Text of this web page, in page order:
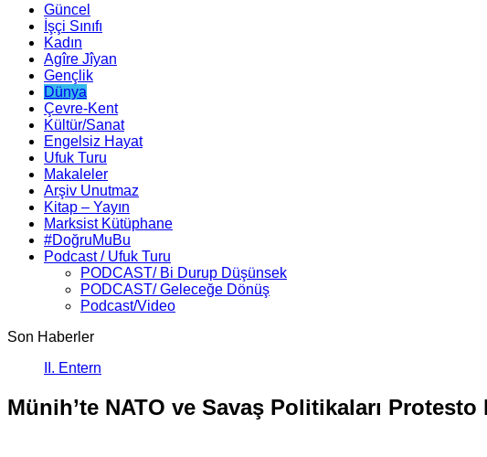
Güncel
İşçi Sınıfı
Kadın
Agîre Jîyan
Gençlik
Dünya
Çevre-Kent
Kültür/Sanat
Engelsiz Hayat
Ufuk Turu
Makaleler
Arşiv Unutmaz
Kitap – Yayın
Marksist Kütüphane
#DoğruMuBu
Podcast / Ufuk Turu
PODCAST/ Bi Durup Düşünsek
PODCAST/ Geleceğe Dönüş
Podcast/Video
Son Haberler
II. Enternasyonal’in Sosyali
Münih’te NATO ve Savaş Politikaları Protesto